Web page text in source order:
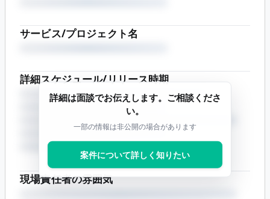
サービス/プロジェクト名
詳細スケジュール/リリース時期
現場責任者の雰囲気
詳細は面談でお伝えします。ご相談くださ
い。
一部の情報は非公開の場合があります
案件について詳しく知りたい